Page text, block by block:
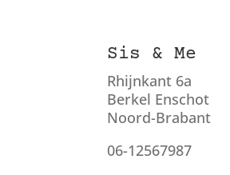
Sis & Me
Rhijnkant 6a
Berkel Enschot
Noord-Brabant
06-12567987